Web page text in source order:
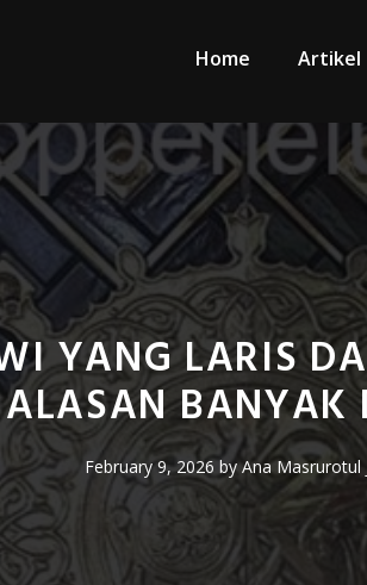
Home Artikel
YANG LARIS
ALASAN BANYAK
February 9, 2026byAna Masrurotul